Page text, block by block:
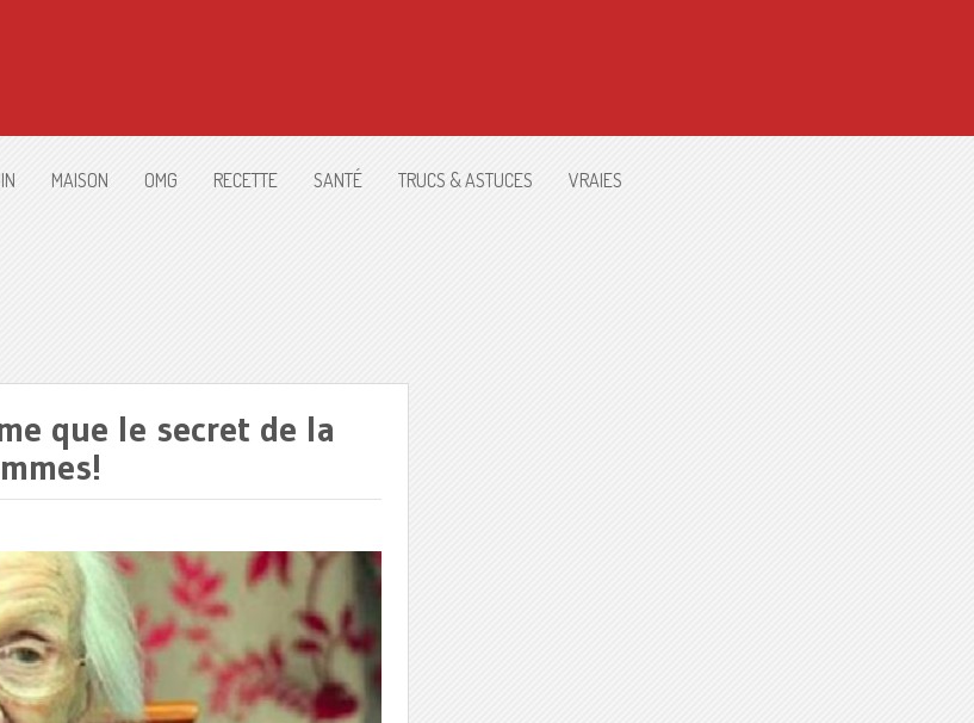
MAISON OMG RECETTE SANTÉ TRUCS & ASTUCES VRAIES
que le secret de la